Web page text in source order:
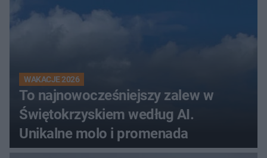
WAKACJE 2026
To najnowocześniejszy zalew w
Świętokrzyskiem według AI.
Unikalne molo i promenada